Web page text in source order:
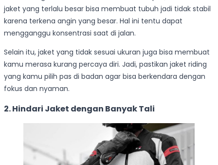
jaket yang terlalu besar bisa membuat tubuh jadi tidak stabil
karena terkena angin yang besar. Hal ini tentu dapat
mengganggu konsentrasi saat di jalan.
Selain itu, jaket yang tidak sesuai ukuran juga bisa membuat
kamu merasa kurang percaya diri. Jadi, pastikan jaket riding
yang kamu pilih pas di badan agar bisa berkendara dengan
fokus dan nyaman.
2. Hindari Jaket dengan Banyak Tali